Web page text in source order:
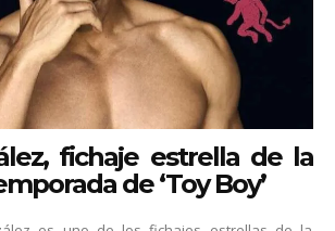
fichaje estrella de la
de ‘Toy Boy’